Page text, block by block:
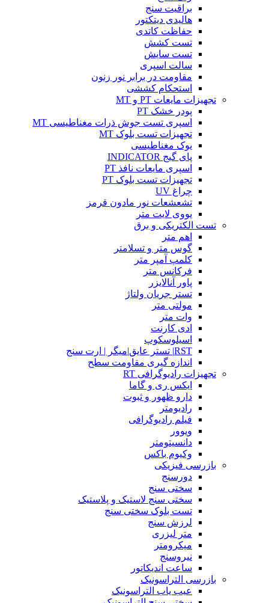
براقیت سنج
هالیدی دیتکتور
حفاظت کاتدی
تست کشش
تست سایش
سالت اسپری
مقاومت در برابر نور زنون
استحکام کششی
تجهیزات مایعات PT و MT
پودر خشک PT
اسپری تست جوش ذرات مغناطیسی MT
تجهیزات تست بلوک MT
یوک مغناطیسی
پای گیج INDICATOR
اسپری مایعات نافذ PT
تجهیزات تست بلوک PT
چراغ UV
تشعشعات نور مادون قرمز
یووی لایت متر
تست الکتریکی و برق
اهم متر
گوس متر و تسلامتر
کلمپ آمپر متر
فرکانس متر
پاور آنالایزر
تستر جریان ولتاژ
مولتی متر
وات متر
ادی کارنت
اسیلوسکوپ
RST| تستر عایق|میگر | ارت سنج
اندازه گیری مقاومت سطح
تجهیزات رادیوگرافی RT
ایکس ری و گاما
دارو ظهور و ثبوت
رادیومتر
فیلم رادیوگرافی
ویوور
دانسیتومتر
وکیوم باکس
بازرسی فیزیکی
دورسنج
سختی سنج
سختی سنج لاستیک و پلاستیک
تست بلوک سختی سنج
لرزش سنج
متر لیزری
میکرومتر
نیروسنج
ساعت اندیکاتور
بازرسی التراسونیک
عیب یاب التراسونیک